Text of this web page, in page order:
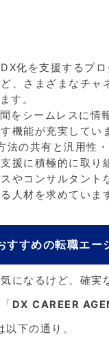
化を支援するプ
、さまざまなチ
す。
シームレスに情
機能が充実してい
法の共有と汎用性
援に積極的に取り
やコンサルタン
人材を求めていま
すすめの転職エー
になるけど、確実
DX CAREER
下の通り。